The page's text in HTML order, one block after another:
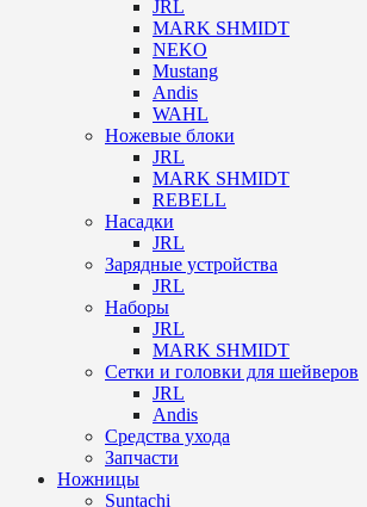
JRL
MARK SHMIDT
NEKO
Mustang
Andis
WAHL
Ножевые блоки
JRL
MARK SHMIDT
REBELL
Насадки
JRL
Зарядные устройства
JRL
Наборы
JRL
MARK SHMIDT
Сетки и головки для шейверов
JRL
Andis
Средства ухода
Запчасти
Ножницы
Suntachi